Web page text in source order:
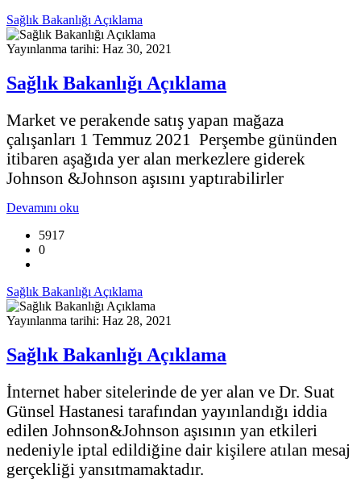
Sağlık Bakanlığı Açıklama
Yayınlanma tarihi: Haz 30, 2021
Sağlık Bakanlığı Açıklama
Market ve perakende satış yapan mağaza
çalışanları 1 Temmuz 2021 Perşembe gününden
itibaren aşağıda yer alan merkezlere giderek
Johnson &Johnson aşısını yaptırabilirler
Devamını oku
5917
0
Sağlık Bakanlığı Açıklama
Yayınlanma tarihi: Haz 28, 2021
Sağlık Bakanlığı Açıklama
İnternet haber sitelerinde de yer alan ve Dr. Suat
Günsel Hastanesi tarafından yayınlandığı iddia
edilen Johnson&Johnson aşısının yan etkileri
nedeniyle iptal edildiğine dair kişilere atılan mesaj
gerçekliği yansıtmamaktadır.